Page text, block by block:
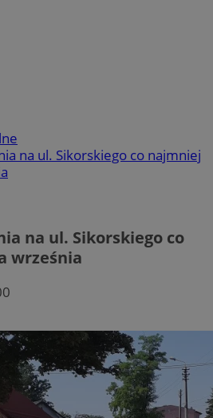
na ul. Sikorskiego co najmniej
na ul. Sikorskiego co
września